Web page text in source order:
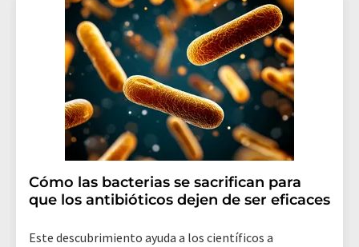
Cómo las bacterias se sacrifican para
que los antibióticos dejen de ser eficaces
Este descubrimiento ayuda a los científicos a